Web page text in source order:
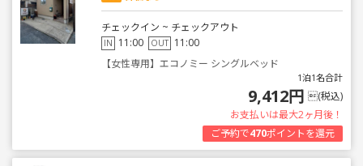
チェックイン ~ チェックアウト
IN 11:00 OUT 11:00
【女性専用】エコノミー シングルベッド
1泊1名合計
9,412円 (税込)
お支払いは最大2ヶ月後！
ご予約で470ポイントを還元